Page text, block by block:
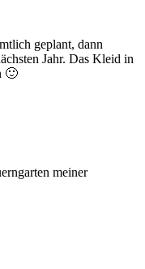
geplant, dann
Jahr. Das Kleid in
🙂
meiner